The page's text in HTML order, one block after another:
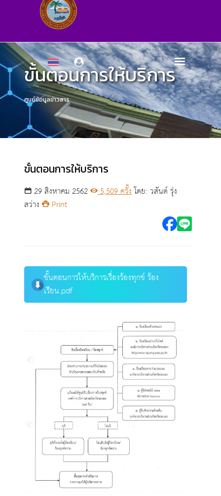
ขั้นตอนการให้บริการ
ศูนย์ข้อมูลข่าวสาร
ขั้นตอนการให้บริการ
29 สิงหาคม 2562 5,509 ครั้งโดย: วสันต์ รุ่ง
สว่าง
Print
ขั้นตอนการให้บริการเรื่องร้องทุกข์ ร้อง
เรียน.pdf